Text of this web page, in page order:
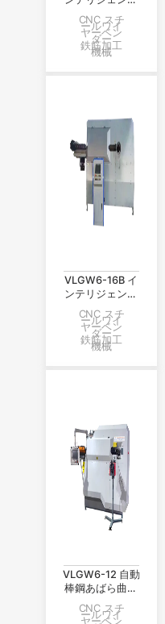
棒鋼曲げ機（直
棒）
CNC スチ
ールワイ
ヤーベン
ダー
鉄筋加工
機械
VLGW6-16B イ
ンテリジェント
棒鋼曲げ機
CNC スチ
ールワイ
ヤーベン
ダー
鉄筋加工
機械
VLGW6-12 自動
棒鋼あばら曲げ
機
CNC スチ
ールワイ
ヤーベン